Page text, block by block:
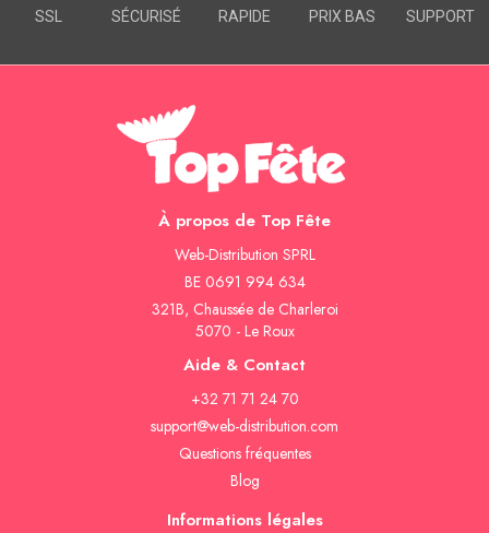
SSL SÉCURISÉ RAPIDE PRIX BAS SUPPORT
À propos de Top Fête
Web-Distribution SPRL
BE 0691 994 634
321B, Chaussée de Charleroi
5070 - Le Roux
Aide & Contact
+32 71 71 24 70
support@web-distribution.com
Questions fréquentes
Blog
Informations légales